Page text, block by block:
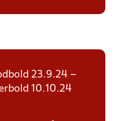
23.9.24 –
10.10.24